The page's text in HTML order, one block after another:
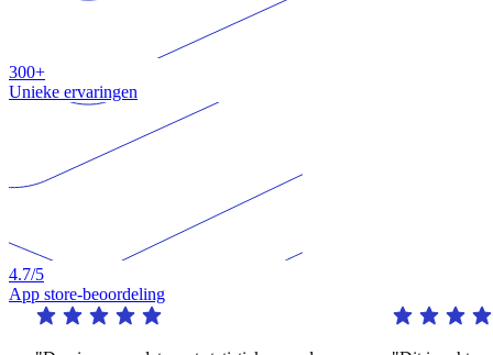
300+
Unieke ervaringen
4.7/5
App store-beoordeling